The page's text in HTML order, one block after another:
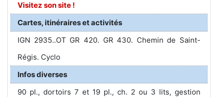
Visitez son site !
Cartes, itinéraires et activités
IGN 2935..OT GR 420. GR 430. Chemin de Saint-
Régis. Cyclo
Infos diverses
90 pl., dortoirs 7 et 19 pl., ch. 2 ou 3 lits, gestion